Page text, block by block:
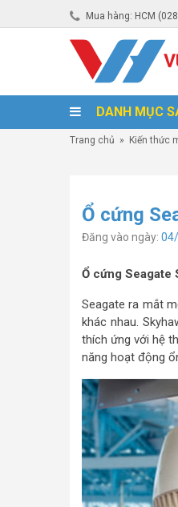
Mua hàng: HCM
DANH MỤC
Trang chủ » Kiến thức
Ổ cứng
Đăng vào ngày:
Ổ cứng Seagate
Seagate ra mắt
khác nhau.
thích ứng với hệ
năng hoạt động